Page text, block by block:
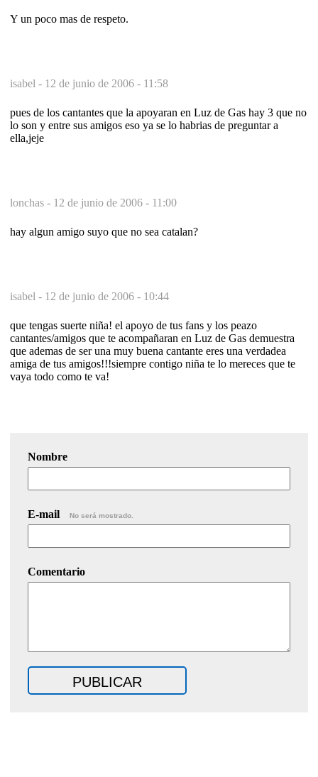
Y un poco mas de respeto.
isabel - 12 de junio de 2006 - 11:58
pues de los cantantes que la apoyaran en Luz de Gas hay 3 que no
lo son y entre sus amigos eso ya se lo habrias de preguntar a
ella,jeje
lonchas - 12 de junio de 2006 - 11:00
hay algun amigo suyo que no sea catalan?
isabel - 12 de junio de 2006 - 10:44
que tengas suerte niña! el apoyo de tus fans y los peazo
cantantes/amigos que te acompañaran en Luz de Gas demuestra
que ademas de ser una muy buena cantante eres una verdadea
amiga de tus amigos!!!siempre contigo niña te lo mereces que te
vaya todo como te va!
Nombre
E-mail No será mostrado.
Comentario